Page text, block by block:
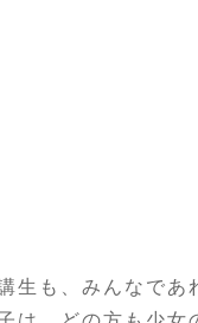
生も、みんなであ